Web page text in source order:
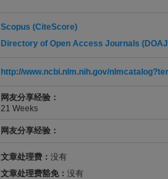
Scopus (CiteScore)
Directory of Open Access Journals
http://www.ncbi.nlm.nih.gov/
网友分享经验：
21 Weeks
网友分享经验：
文章处理费： 没有
文章处理费豁免： 没有